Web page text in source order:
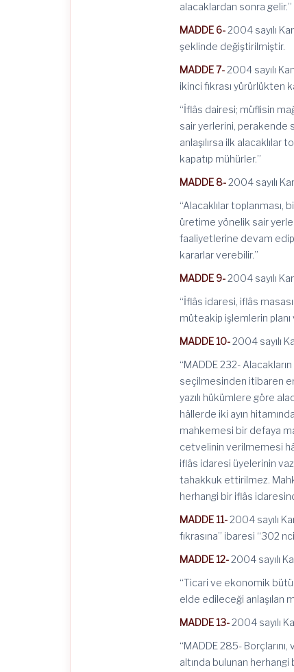
alacaklardan sonra gelir.”
MADDE 6-2004 sayılı
şeklinde değiştirilmiştir.
MADDE 7-2004 sayılı
ikinci fıkrası yürürlükten
“İflâs dairesi; müflisin
sair yerlerini, perakende
anlaşılırsa ilk
kapatıp mühürler.”
MADDE 8-2004 sayılı
“Alacaklılar
üretime yönelik sair
faaliyetlerine devam
kararlar verebilir.”
MADDE 9-2004 sayılı
“İflâs idaresi, iflâs
müteakip işlemlerin
MADDE 10-2004 sayılı
“MADDE 232-
seçilmesinden itibaren
yazılı hükümlere göre
hâllerde iki ayın
mahkemesi bir defaya
cetvelinin verilmemesi
iflâs idaresi üyelerinin
tahakkuk ettirilmez.
herhangi bir iflâs
MADDE 11-2004 sayılı
fıkrasına” ibaresi “302
MADDE 12-2004 sayılı
“Ticari ve ekonomik
elde edileceği anlaşılan
MADDE 13-2004 sayılı
“MADDE 285-
altında bulunan